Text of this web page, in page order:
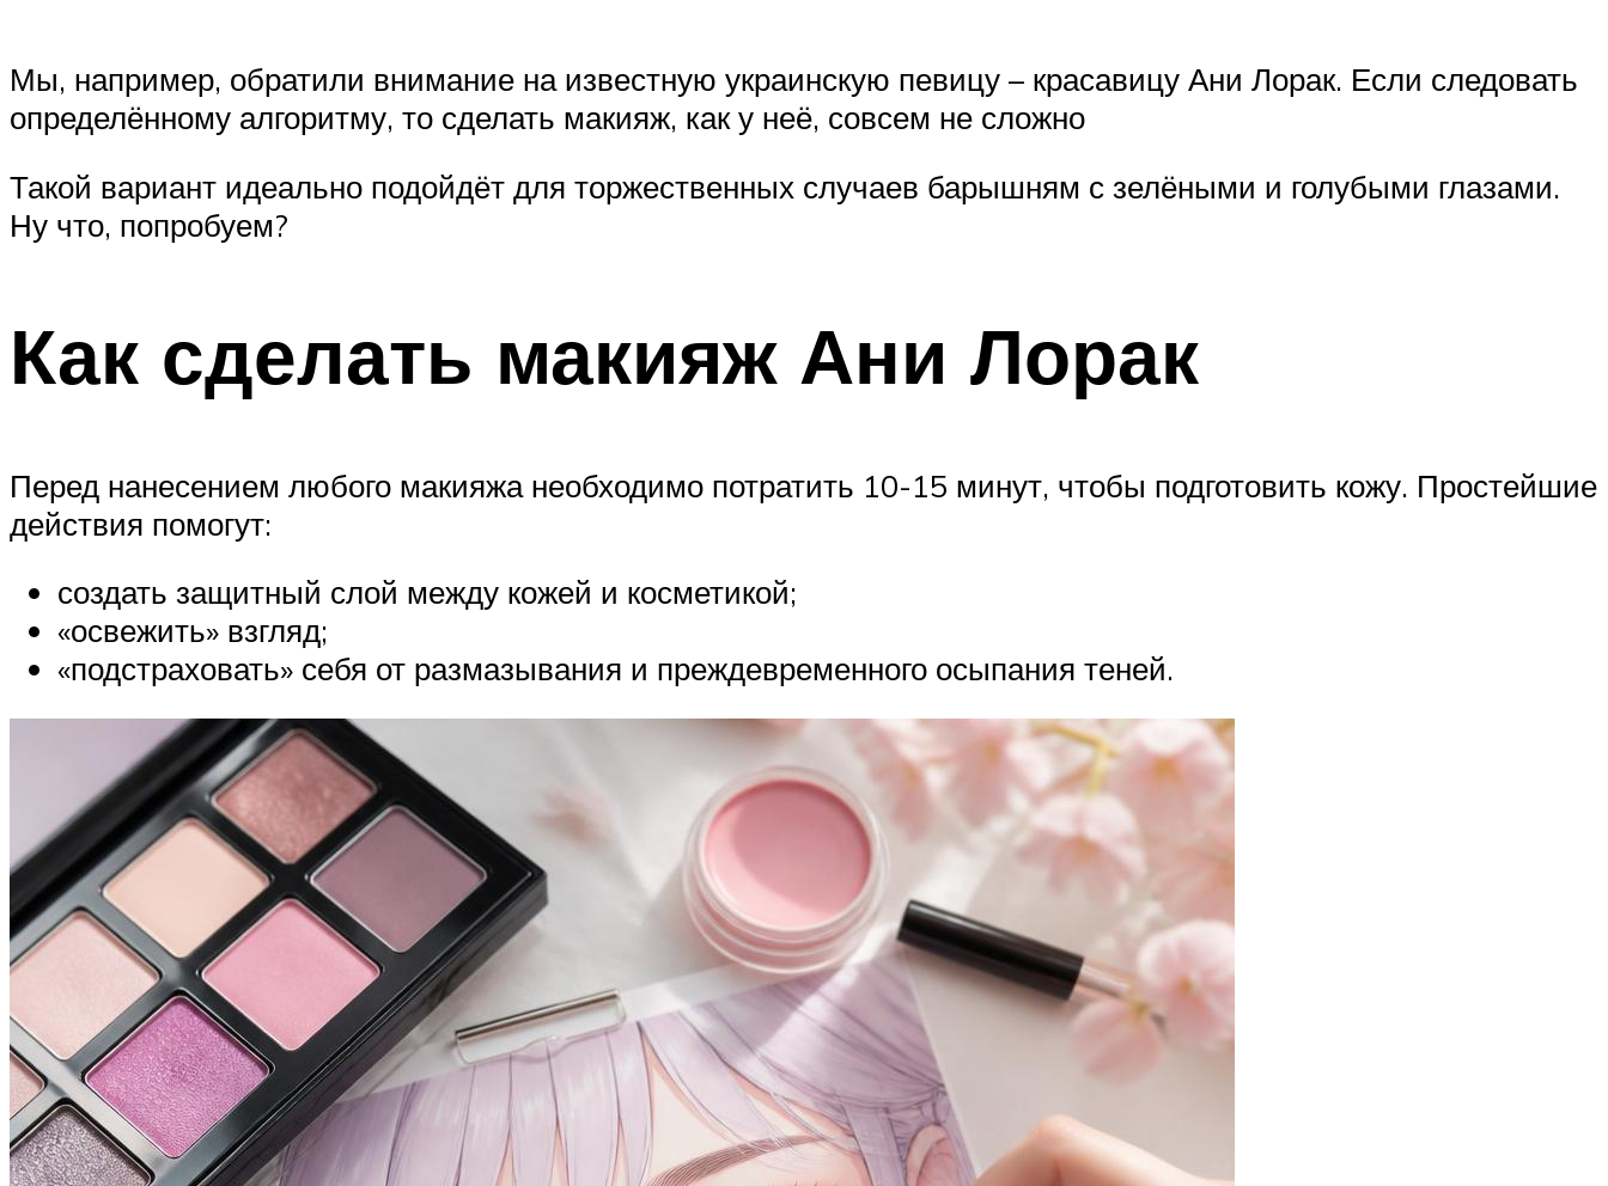
Мы, например, обратили внимание на известную украинскую певицу – красавицу Ани Лорак. Если следовать
определённому алгоритму, то сделать макияж, как у неё, совсем не сложно
Такой вариант идеально подойдёт для торжественных случаев барышням с зелёными и голубыми глазами.
Ну что, попробуем?
Как сделать макияж Ани Лорак
Перед нанесением любого макияжа необходимо потратить 10-15 минут, чтобы подготовить кожу. Простейшие
действия помогут:
создать защитный слой между кожей и косметикой;
«освежить» взгляд;
«подстраховать» себя от размазывания и преждевременного осыпания теней.